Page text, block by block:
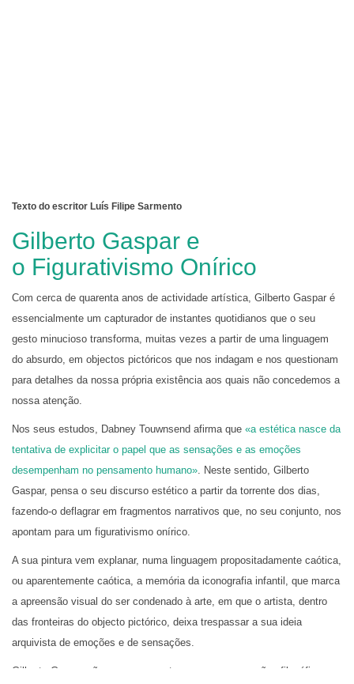
Texto do escritor Luís Filipe Sarmento
Gilberto Gaspar e
o Figurativismo Onírico
Com cerca de quarenta anos de actividade artística, Gilberto Gaspar é
essencialmente um capturador de instantes quotidianos que o seu
gesto minucioso transforma, muitas vezes a partir de uma linguagem
do absurdo, em objectos pictóricos que nos indagam e nos questionam
para detalhes da nossa própria existência aos quais não concedemos a
nossa atenção.
Nos seus estudos, Dabney Touwnsend afirma que «a estética nasce da
tentativa de explicitar o papel que as sensações e as emoções
desempenham no pensamento humano». Neste sentido, Gilberto
Gaspar, pensa o seu discurso estético a partir da torrente dos dias,
fazendo-o deflagrar em fragmentos narrativos que, no seu conjunto, nos
apontam para um figurativismo onírico.
A sua pintura vem explanar, numa linguagem propositadamente caótica,
ou aparentemente caótica, a memória da iconografia infantil, que marca
a apreensão visual do ser condenado à arte, em que o artista, dentro
das fronteiras do objecto pictórico, deixa trespassar a sua ideia
arquivista de emoções e de sensações.
Gilberto Gaspar não quer argumentar com as suas razões filosóficas,